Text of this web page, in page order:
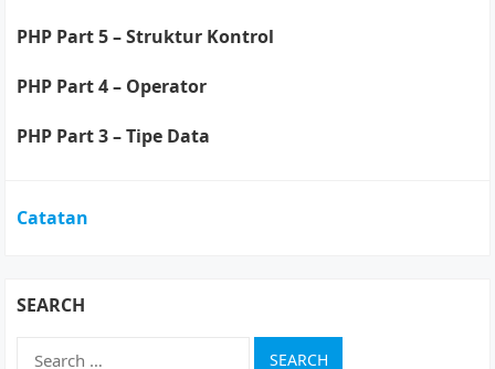
PHP Part 5 – Struktur Kontrol
PHP Part 4 – Operator
PHP Part 3 – Tipe Data
Catatan
SEARCH
Search